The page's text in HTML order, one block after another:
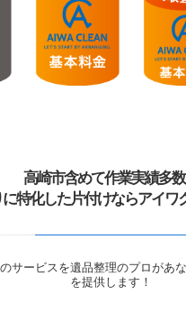
高崎市含めて作業実績多数
特化した片付けならアイワ
サービスを遺品整理のプロがあ
を提供します！